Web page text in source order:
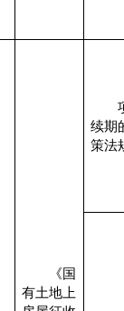
《国
有土地上
续期
策法